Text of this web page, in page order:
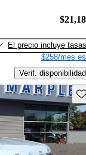
El precio incluye tasas
$258/mes
Verif. disponibilidad